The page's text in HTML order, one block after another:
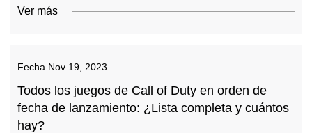
Ver más
Fecha Nov 19, 2023
Todos los juegos de Call of Duty en orden de
fecha de lanzamiento: ¿Lista completa y cuántos
hay?